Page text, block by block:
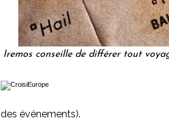
Iremos conseille de différer tout
des événements).